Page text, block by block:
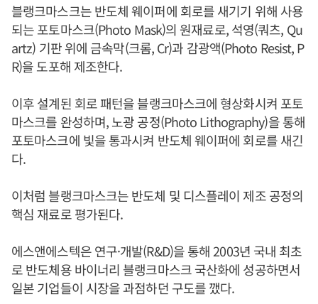
블랭크마스크는 반도체 웨이퍼에 회로를 새기기 위해 사용
되는 포토마스크(Photo Mask)의 원재료로, 석영(쿼츠, Qu
artz) 기판 위에 금속막(크롬, Cr)과 감광액(Photo Resist, P
R)을 도포해 제조한다.
이후 설계된 회로 패턴을 블랭크마스크에 형상화시켜 포토
마스크를 완성하며, 노광 공정(Photo Lithography)을 통해
포토마스크에 빛을 통과시켜 반도체 웨이퍼에 회로를 새긴
다.
이처럼 블랭크마스크는 반도체 및 디스플레이 제조 공정의
핵심 재료로 평가된다.
에스앤에스텍은 연구·개발(R&D)을 통해 2003년 국내 최초
로 반도체용 바이너리 블랭크마스크 국산화에 성공하면서
일본 기업들이 시장을 과점하던 구도를 깼다.